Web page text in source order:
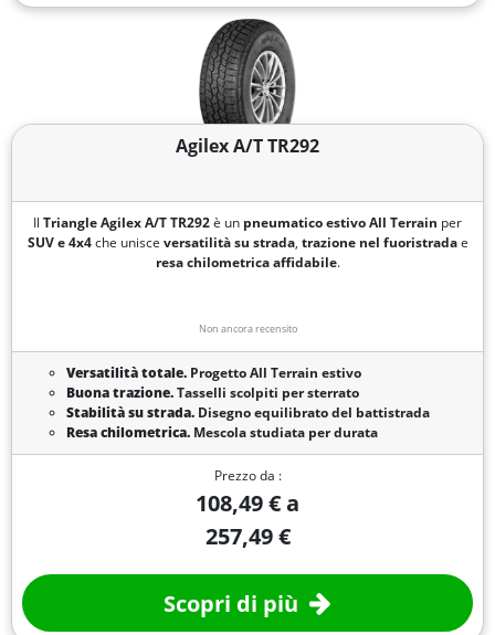
Agilex A/T TR292
Il Triangle Agilex A/T TR292è un pneumatico estivo All Terrain per
SUV e 4x4che unisce versatilità su strada, trazione nel fuoristradae
resa chilometrica affidabile.
Non ancora recensito
Versatilità totale.Progetto All Terrain estivo
Buona trazione.Tasselli scolpiti per sterrato
Stabilità su strada.Disegno equilibrato del battistrada
Resa chilometrica.Mescola studiata per durata
Prezzo da :
108,49 € a
257,49 €
Scopri di più